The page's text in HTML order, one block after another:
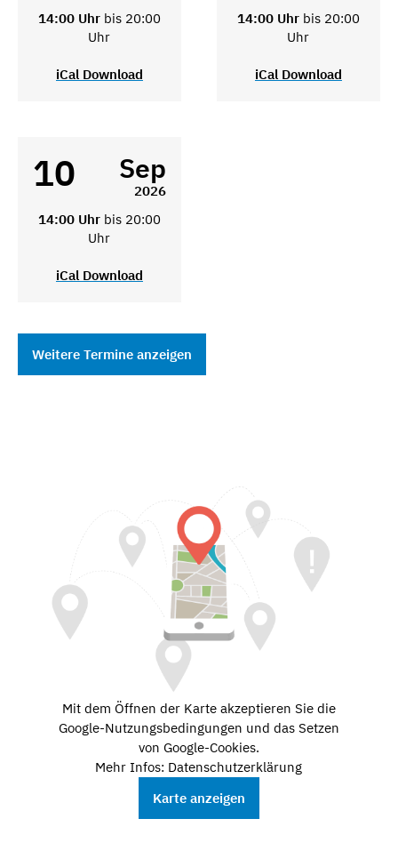
14:00 Uhr bis 20:00
Uhr
iCal Download
14:00 Uhr bis 20:00
Uhr
iCal Download
10 Sep
2026
14:00 Uhr bis 20:00
Uhr
iCal Download
Weitere Termine anzeigen
Mit dem Öffnen der Karte akzeptieren Sie die
Google-Nutzungsbedingungen und das Setzen
von Google-Cookies.
Mehr Infos: Datenschutzerklärung
Karte anzeigen